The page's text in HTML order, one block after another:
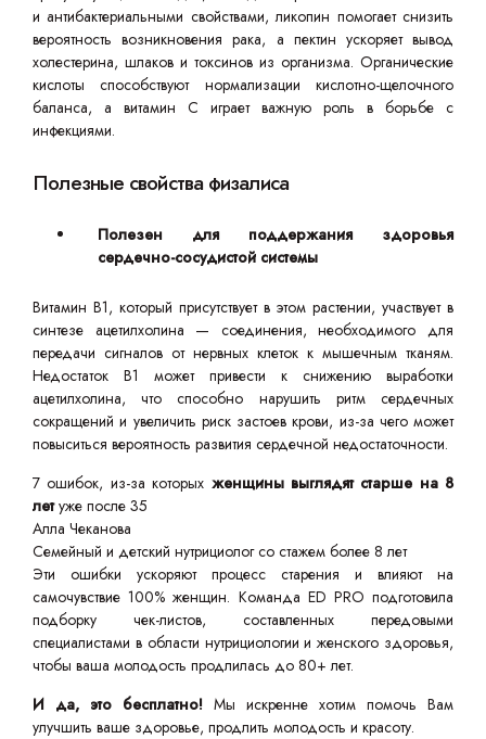
и антибактериальными свойствами, ликопин помогает снизить
вероятность возникновения рака, а пектин ускоряет вывод
холестерина, шлаков и токсинов из организма. Органические
кислоты способствуют нормализации кислотно-щелочного
баланса, а витамин C играет важную роль в борьбе с
инфекциями.
Полезные свойства физалиса
Полезен для поддержания здоровья
сердечно-сосудистой системы
Витамин B1, который присутствует в этом растении, участвует в
синтезе ацетилхолина — соединения, необходимого для
передачи сигналов от нервных клеток к мышечным тканям.
Недостаток B1 может привести к снижению выработки
ацетилхолина, что способно нарушить ритм сердечных
сокращений и увеличить риск застоев крови, из-за чего может
повыситься вероятность развития сердечной недостаточности.
7 ошибок, из-за которых женщины выглядят старше на 8
летуже после 35
Алла Чеканова
Семейный и детский нутрициолог со стажем более 8 лет
Эти ошибки ускоряют процесс старения и влияют на
самочувствие 100% женщин. Команда ED PRO подготовила
подборку чек-листов, составленных передовыми
специалистами в области нутрициологии и женского здоровья,
чтобы ваша молодость продлилась до 80+ лет.
И да, это бесплатно! Мы искренне хотим помочь Вам
улучшить ваше здоровье, продлить молодость и красоту.